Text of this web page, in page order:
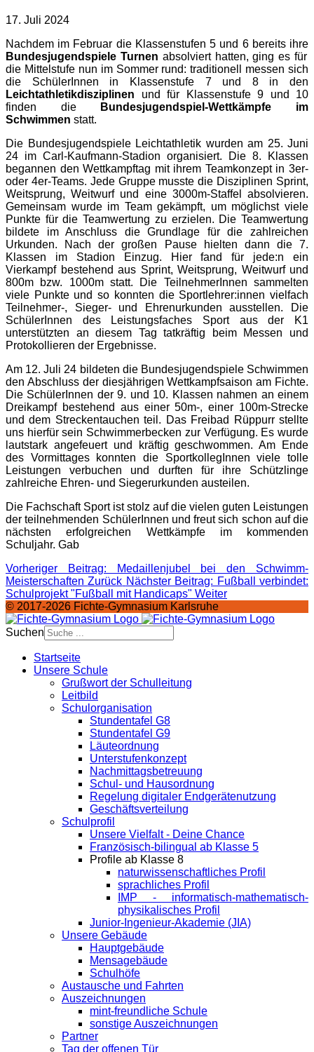
17. Juli 2024
Nachdem im Februar die Klassenstufen 5 und 6 bereits ihre
Bundesjugendspiele Turnen absolviert hatten, ging es für
die Mittelstufe nun im Sommer rund: traditionell messen sich
die SchülerInnen in Klassenstufe 7 und 8 in den
Leichtathletikdisziplinen und für Klassenstufe 9 und 10
finden die
Bundesjugendspiel-Wettkämpfe im
Schwimmen statt.
Die Bundesjugendspiele Leichtathletik wurden am 25. Juni
24 im Carl-Kaufmann-Stadion organisiert. Die 8. Klassen
begannen den Wettkampftag mit ihrem Teamkonzept in 3er-
oder 4er-Teams. Jede Gruppe musste die Disziplinen Sprint,
Weitsprung, Weitwurf und eine 3000m-Staffel absolvieren.
Gemeinsam wurde im Team gekämpft, um möglichst viele
Punkte für die Teamwertung zu erzielen. Die Teamwertung
bildete im Anschluss die Grundlage für die zahlreichen
Urkunden. Nach der großen Pause hielten dann die 7.
Klassen im Stadion Einzug. Hier fand für jede:n ein
Vierkampf bestehend aus Sprint, Weitsprung, Weitwurf und
800m bzw. 1000m statt. Die TeilnehmerInnen sammelten
viele Punkte und so konnten die Sportlehrer:innen vielfach
Teilnehmer-, Sieger- und Ehrenurkunden ausstellen. Die
SchülerInnen des Leistungsfaches Sport aus der K1
unterstützten an diesem Tag tatkräftig beim Messen und
Protokollieren der Ergebnisse.
Am 12. Juli 24 bildeten die Bundesjugendspiele Schwimmen
den Abschluss der diesjährigen Wettkampfsaison am Fichte.
Die SchülerInnen der 9. und 10. Klassen nahmen an einem
Dreikampf bestehend aus einer 50m-, einer 100m-Strecke
und dem Streckentauchen teil. Das Freibad Rüppurr stellte
uns hierfür sein Schwimmerbecken zur Verfügung. Es wurde
lautstark angefeuert und kräftig geschwommen. Am Ende
des Vormittages konnten die SportkollegInnen viele tolle
Leistungen verbuchen und durften für ihre Schützlinge
zahlreiche Ehren- und Siegerurkunden austeilen.
Die Fachschaft Sport ist stolz auf die vielen guten Leistungen
der teilnehmenden SchülerInnen und freut sich schon auf die
nächsten erfolgreichen Wettkämpfe im kommenden
Schuljahr. Gab
Vorheriger Beitrag: Medaillenjubel bei den Schwimm-
MeisterschaftenZurück Nächster Beitrag: Fußball verbindet:
Schulprojekt "Fußball mit Handicaps" Weiter
© 2017-2026 Fichte-Gymnasium Karlsruhe
Suchen
Startseite
Unsere Schule
Grußwort der Schulleitung
Leitbild
Schulorganisation
Stundentafel G8
Stundentafel G9
Läuteordnung
Unterstufenkonzept
Nachmittagsbetreuung
Schul- und Hausordnung
Regelung digitaler Endgeräte­nutzung
Geschäftsverteilung
Schulprofil
Unsere Vielfalt - Deine Chance
Französisch-bilingual ab Klasse 5
Profile ab Klasse 8
naturwissenschaftliches Profil
sprachliches Profil
IMP - informatisch-mathematisch-
physikalisches Profil
Junior-Ingenieur-Akademie (JIA)
Unsere Gebäude
Hauptgebäude
Mensagebäude
Schulhöfe
Austausche und Fahrten
Auszeichnungen
mint-freundliche Schule
sonstige Auszeichnungen
Partner
Tag der offenen Tür